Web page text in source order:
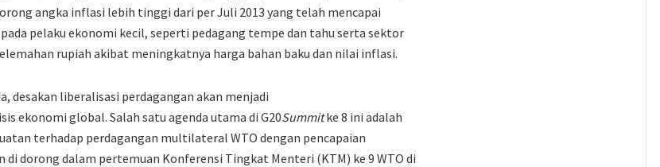
angka inflasi lebih tinggi dari per Juli 2013 yang telah mencapai
pelaku ekonomi kecil, seperti pedagang tempe dan tahu serta sektor
rupiah akibat meningkatnya harga bahan baku dan nilai inflasi.
desakan liberalisasi perdagangan akan menjadi
ekonomi global. Salah satu agenda utama di G20Summitke 8 ini adalah
terhadap perdagangan multilateral WTO dengan pencapaian
di dorong dalam pertemuan Konferensi Tingkat Menteri (KTM) ke 9 WTO di